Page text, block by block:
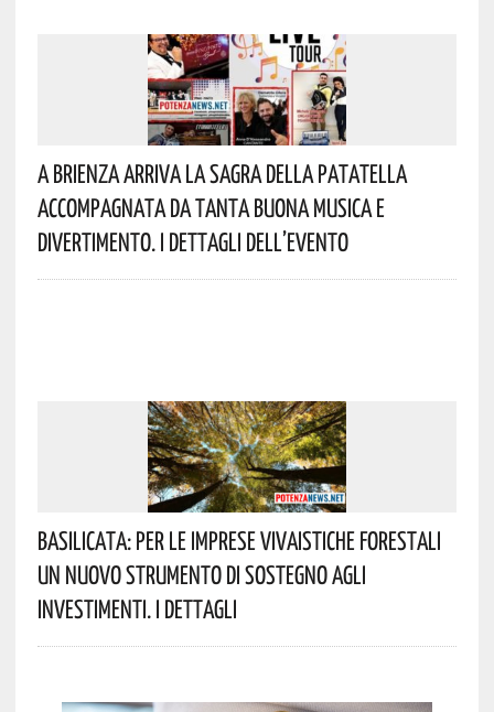
A Brienza Arriva La Sagra Della Patatella
Accompagnata Da Tanta Buona Musica E
Divertimento. I Dettagli Dell’evento
Basilicata: Per Le Imprese Vivaistiche Forestali
Un Nuovo Strumento Di Sostegno Agli
Investimenti. I Dettagli